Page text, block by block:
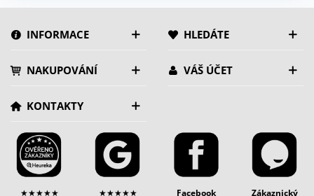
INFORMACE HLEDÁTE
NAKUPOVÁNÍ VÁŠ ÚČET
KONTAKTY
★★★★★ ★★★★★ Facebook Zákaznický